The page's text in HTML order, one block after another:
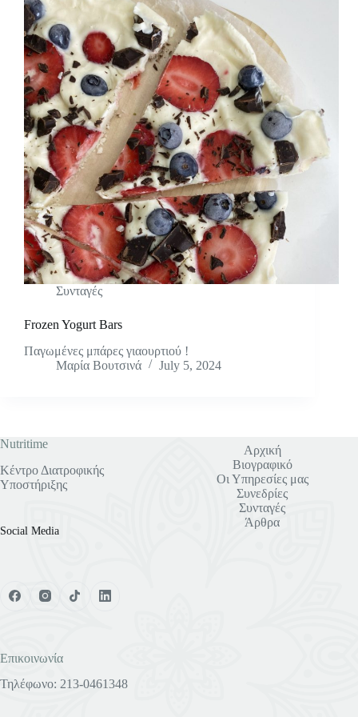
Συνταγές
Frozen Yogurt Bars
Παγωμένες μπάρες γιαουρτιού !
Μαρία Βουτσινά
July 5, 2024
Nutritime
Κέντρο Διατροφικής
Υποστήριξης
Social Media
Αρχική
Βιογραφικό
Οι Υπηρεσίες μας
Συνεδρίες
Συνταγές
Άρθρα
Επικοινωνία
Τηλέφωνο: 213-0461348